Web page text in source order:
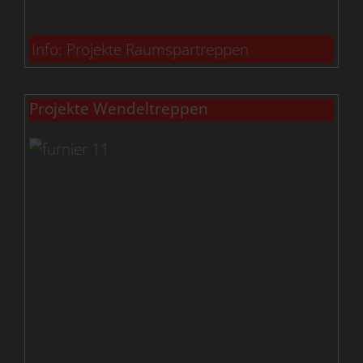
Info: Projekte Raumspartreppen
Projekte Wendeltreppen